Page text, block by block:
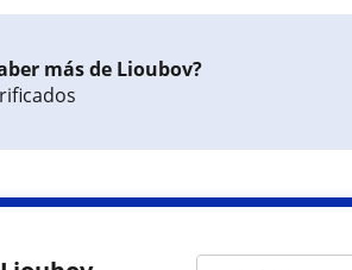
más de Lioubov?